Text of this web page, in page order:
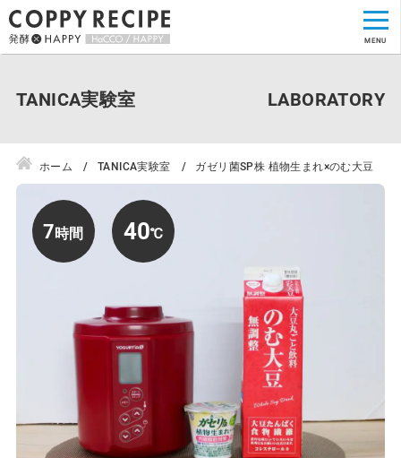
TANICA実験室
ホーム TANICA実験室 ガゼリ菌SP株 植物生まれ×のむ大豆
7 40